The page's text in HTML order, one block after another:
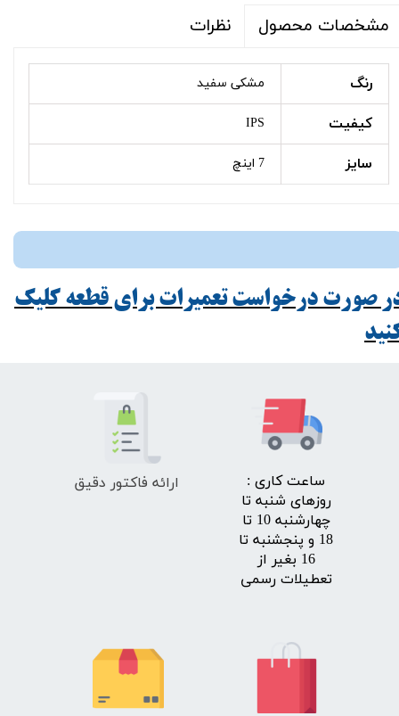
مشخصات محصول نظرات
رنگ مشکی سفید
کیفیت IPS
سایز 7 اینچ
صورت درخواست تعمیرات برای قطعه کلیک
​ساعت کاری :
روزهای شنبه تا
چهارشنبه 10 تا
18 و پنجشنبه تا
16 بغیر از
تعطیلات رسمی
ارائه فاکتور دقیق